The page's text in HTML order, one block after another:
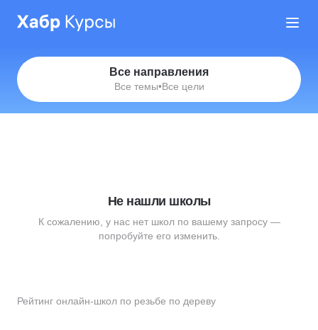
Все направления
Все темы•Все цели
Рейтинг онлайн-школ по резьбе по дереву
Не нашли школы
К сожалению, у нас нет школ по вашему запросу —
попробуйте его изменить.